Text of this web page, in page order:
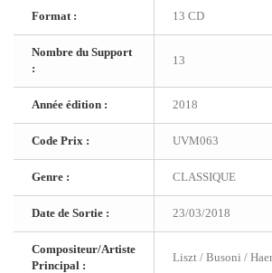
Format : 13 CD
Nombre du Support
:
13
Année édition : 2018
Code Prix : UVM063
Genre : CLASSIQUE
Date de Sortie : 23/03/2018
Compositeur/Artiste
Principal :
Liszt / Busoni /